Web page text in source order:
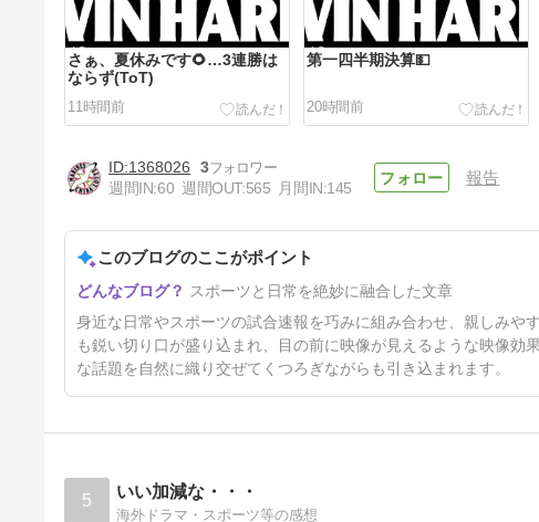
さぁ、夏休みです🌻…3連勝は
ならず(ToT)
11時間前
第一四半期決算💵
20時間前
2年間だけ食料品消費税が1％
に💰
4日前
1368026
3
週間IN:60 週間OUT:565 月間IN:145
報告
このブログのここがポイント
スポーツと日常を絶妙に融合した文章
身近な日常やスポーツの試合速報を巧みに組み合わせ、親しみや
も鋭い切り口が盛り込まれ、目の前に映像が見えるような映像
な話題を自然に織り交ぜてくつろぎながらも引き込まれます。
5 いい加減な・・・
海外ドラマ・スポーツ等の感想